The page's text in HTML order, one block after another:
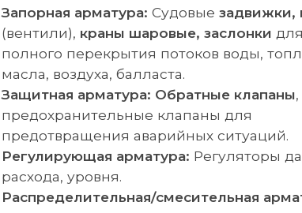
Запорная арматура: Судовые задвижки,
(вентили), краны шаровые, заслонки для
полного перекрытия потоков воды,
масла, воздуха, балласта.
Защитная арматура: Обратные клапаны,
предохранительные клапаны для
предотвращения аварийных ситуаций.
Регулирующая арматура: Регуляторы
расхода, уровня.
Распределительная/смесительная